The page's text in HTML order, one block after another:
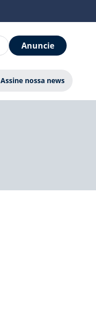
Anuncie
Assine nossa news